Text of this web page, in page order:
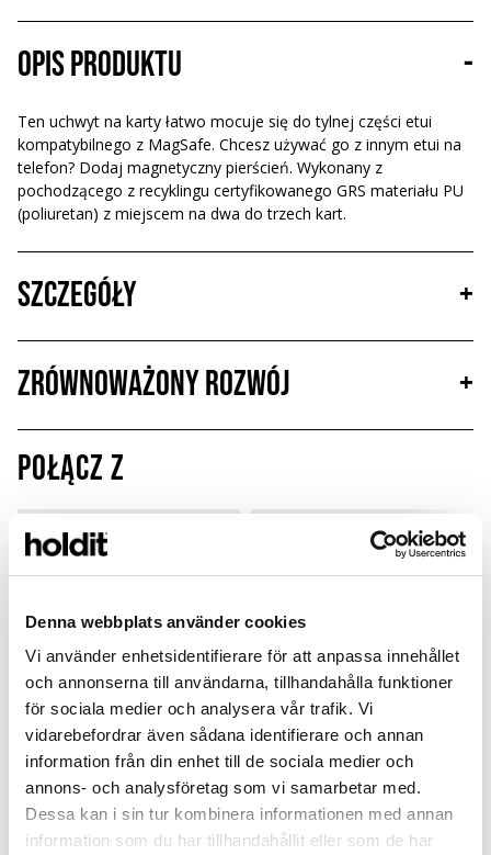
Denna webbplats använder cookies
Vi använder enhetsidentifierare för att anpassa innehållet
och annonserna till användarna, tillhandahålla funktioner
för sociala medier och analysera vår trafik. Vi
vidarebefordrar även sådana identifierare och annan
information från din enhet till de sociala medier och
annons- och analysföretag som vi samarbetar med.
Dessa kan i sin tur kombinera informationen med annan
information som du har tillhandahållit eller som de har
Opis produktu -
Ten uchwyt na karty łatwo mocuje się do tylnej części etui
kompatybilnego z MagSafe. Chcesz używać go z innym etui na
telefon? Dodaj magnetyczny pierścień. Wykonany z
pochodzącego z recyklingu certyfikowanego GRS materiału PU
(poliuretan) z miejscem na dwa do trzech kart.
Szczegóły +
Zrównoważony rozwój
+
Połącz z
MagSafe Fit
Card Holder
Pink
Silicone Case
Pink